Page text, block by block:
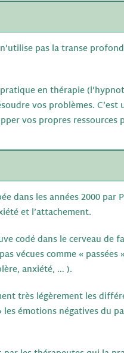
pas la transe
en thérapie
vos problèmes.
vos propres ressources
dans les années 2000 par
et l’attachement.
codé dans le cerveau
vécues comme «
anxiété, … ).
très légèrement les
émotions négatives du